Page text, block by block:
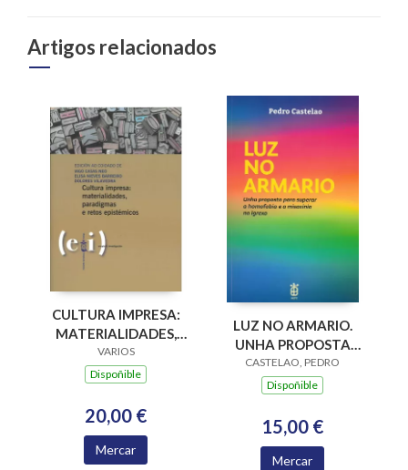
Artigos relacionados
CULTURA IMPRESA:
MATERIALIDADES,
PARADIGMAS E
RETOS EPISTÉMICOS
VARIOS
Dispoñible
20,00 €
Mercar
LUZ NO ARMARIO.
UNHA PROPOSTA
PARA SUPERAR A
HOMOFOBIA E A
IGREXA
CASTELAO, PEDRO
Dispoñible
15,00 €
Mercar